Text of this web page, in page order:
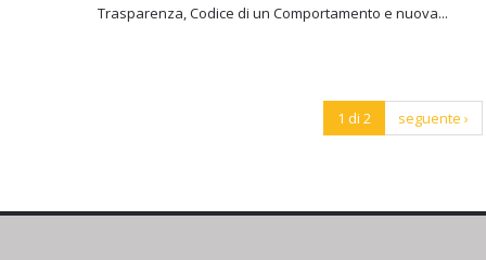
Trasparenza, Codice di un Comportamento e nuova...
1 di 2 seguente ›